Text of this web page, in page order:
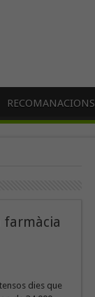
RECOMANACIONS
farmàcia
dies que